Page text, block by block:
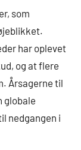
som
har oplevet
og at flere
Årsagerne til
globale
nedgangen i